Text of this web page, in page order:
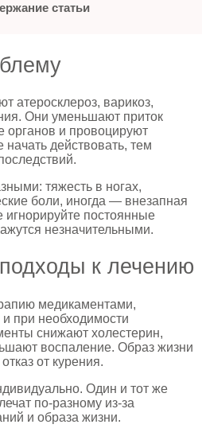
статьи
атеросклероз, варикоз,
Они уменьшают приток
органов и провоцируют
действовать, тем
тяжесть в ногах,
боли, иногда — внезапная
постоянные
незначительными.
к лечению
медикаментами,
при необходимости
снижают холестерин,
воспаление. Образ жизни
от курения.
Один и тот же
по-разному из‑за
и образа жизни.